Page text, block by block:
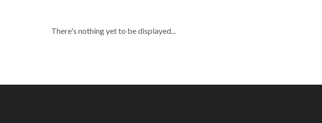
There's nothing yet to be displayed...